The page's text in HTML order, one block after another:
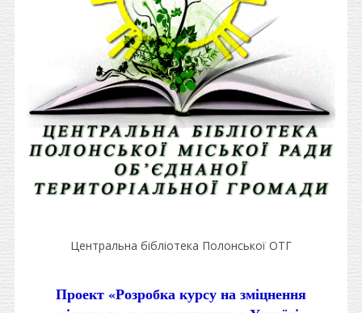
Центральна бібліотека Полонської ОТГ
Проект «Розробка курсу на зміцнення